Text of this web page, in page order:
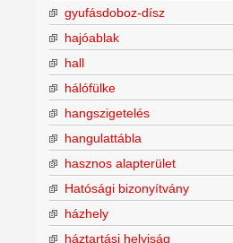
gyufásdoboz-dísz
hajóablak
hall
hálófülke
hangszigetelés
hangulattábla
hasznos alapterület
Hatósági bizonyítvány
házhely
háztartási helyiság